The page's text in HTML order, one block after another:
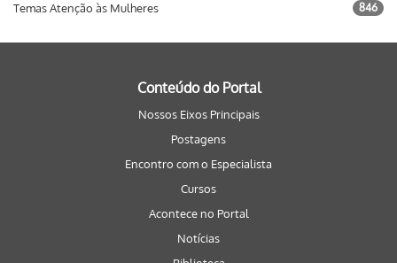
Temas Atenção às Mulheres 846
Conteúdo do Portal
Nossos Eixos Principais
Postagens
Encontro com o Especialista
Cursos
Acontece no Portal
Notícias